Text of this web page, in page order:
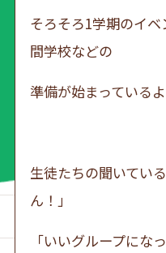
そろそろ1学期のイ
間学校などの
準備が始まっているよ
生徒たちの聞いてい
ん！」
「いいグループにな